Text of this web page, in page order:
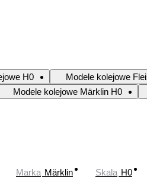
H0 Modele kolejowe
Modele kolejowe Märklin H0
Marka Märklin Skala H0